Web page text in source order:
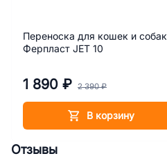
Переноска для кошек и собак
Ферпласт JET 10
1 890 ₽ 2 390 ₽
В корзину
Отзывы